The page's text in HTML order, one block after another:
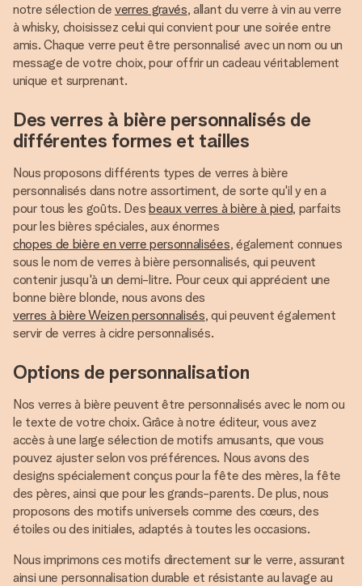
notre sélection de verres gravés, allant du verre à vin au verre
à whisky, choisissez celui qui convient pour une soirée entre
amis. Chaque verre peut être personnalisé avec un nom ou un
message de votre choix, pour offrir un cadeau véritablement
unique et surprenant.
Des verres à bière personnalisés de
différentes formes et tailles
Nous proposons différents types de verres à bière
personnalisés dans notre assortiment, de sorte qu'il y en a
pour tous les goûts. Des beaux verres à bière à pied, parfaits
pour les bières spéciales, aux énormes
chopes de bière en verre personnalisées, également connues
sous le nom de verres à bière personnalisés, qui peuvent
contenir jusqu'à un demi-litre. Pour ceux qui apprécient une
bonne bière blonde, nous avons des
verres à bière Weizen personnalisés, qui peuvent également
servir de verres à cidre personnalisés.
Options de personnalisation
Nos verres à bière peuvent être personnalisés avec le nom ou
le texte de votre choix. Grâce à notre éditeur, vous avez
accès à une large sélection de motifs amusants, que vous
pouvez ajuster selon vos préférences. Nous avons des
designs spécialement conçus pour la fête des mères, la fête
des pères, ainsi que pour les grands-parents. De plus, nous
proposons des motifs universels comme des cœurs, des
étoiles ou des initiales, adaptés à toutes les occasions.
Nous imprimons ces motifs directement sur le verre, assurant
ainsi une personnalisation durable et résistante au lavage au